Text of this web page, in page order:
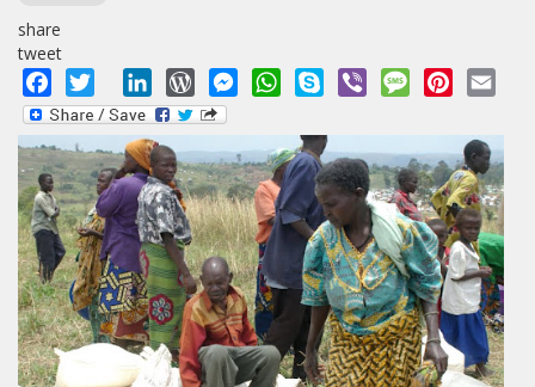
share
tweet
Facebook
Twitter LinkedInWordPressMessengerWhatsApp
Skype Viber MessagePinterest